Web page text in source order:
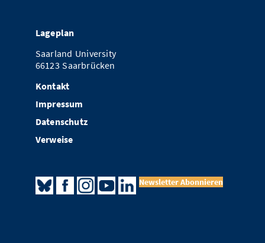
Lageplan
Saarland University
66123 Saarbrücken
Kontakt
Impressum
Datenschutz
Verweise
Newsletter Abonnieren